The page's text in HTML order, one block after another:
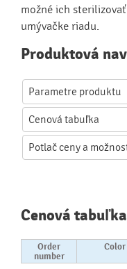
možné ich
umývačke riadu.
Produktová
Parametre produktu
Cenová tabuľka
Potlačceny a
Cenová
Order
number
Color